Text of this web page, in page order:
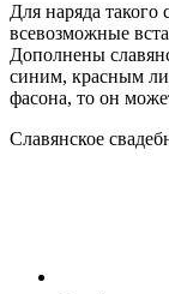
Для наряда такого
всевозможные
Дополнены
синим, красным
фасона, то он
Славянское